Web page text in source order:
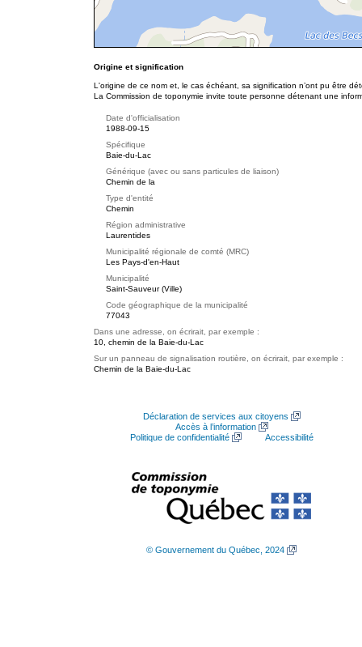
Origine et signification
L'origine de ce nom et, le cas échéant, sa signification n’ont pu être
La Commission de toponymie invite toute personne détenant une
Date d'officialisation
1988-09-15
Spécifique
Baie-du-Lac
Générique (avec ou sans particules de liaison)
Chemin de la
Type d'entité
Chemin
Région administrative
Laurentides
Municipalité régionale de comté (MRC)
Les Pays-d'en-Haut
Municipalité
Saint-Sauveur (Ville)
Code géographique de la municipalité
77043
Dans une adresse, on écrirait, par exemple :
10, chemin de la Baie-du-Lac
Sur un panneau de signalisation routière, on écrirait, par exemple :
Chemin de la Baie-du-Lac
Déclaration de services aux citoyens
Accès à l’information
Politique de confidentialité
Accessibilité
© Gouvernement du Québec, 2024